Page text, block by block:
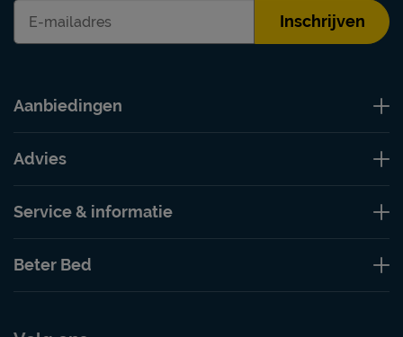
Inschrijven
Aanbiedingen
Advies
Service & informatie
Beter Bed